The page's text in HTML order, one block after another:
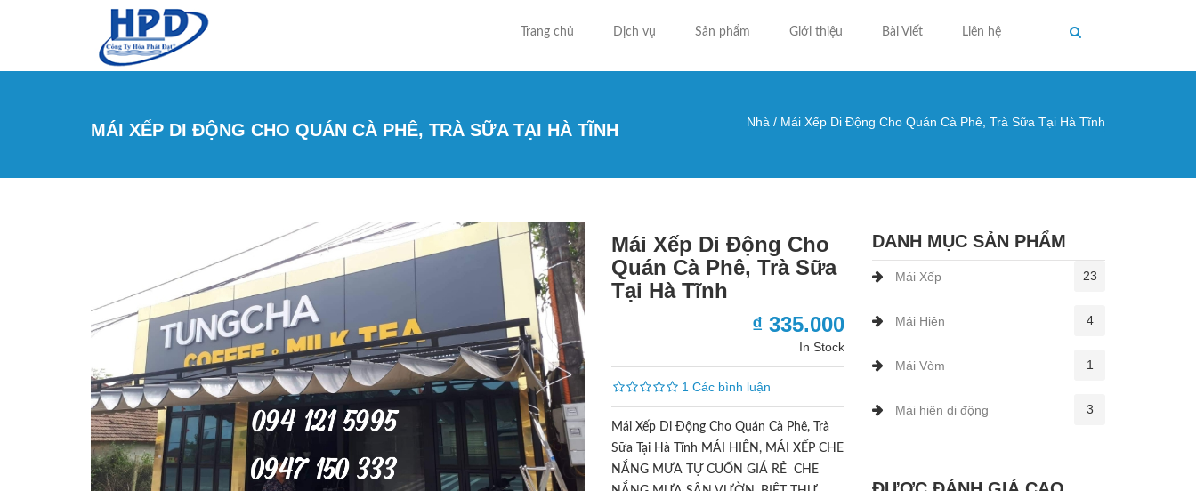
Trang chủ Dịch vụ Sản phẩm Giới thiệu Bài Viết Liên hệ
MÁI XẾP DI ĐỘNG CHO QUÁN CÀ PHÊ, TRÀ SỮA TẠI HÀ TĨNH Bạn đang ở đây
Nhà / Mái Xếp Di Động Cho Quán Cà Phê, Trà Sữa Tại Hà Tĩnh
Mái Xếp Di Động Cho
Quán Cà Phê, Trà Sữa
Tại Hà Tĩnh
₫ 335.000
In Stock
1 Các bình luận
Mái Xếp Di Động Cho Quán Cà Phê, Trà
Sữa Tại Hà Tĩnh MÁI HIÊN, MÁI XẾP CHE
NẮNG MƯA TỰ CUỐN GIÁ RẺ CHE
DANH MỤC SẢN PHẨM
Mái Xếp 23
Mái Hiên 4
Mái Vòm 1
Mái hiên di động 3